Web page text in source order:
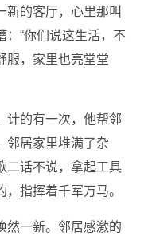
新的客厅，心里那叫
“你们说这生活，不
服，家里也亮堂堂
计的有一次，他帮邻
邻居家里堆满了杂
二话不说，拿起工具
指挥着千军万马。
然一新。邻居感激的